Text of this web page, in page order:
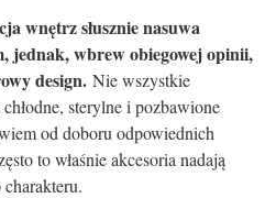
wnętrz słusznie nasuwa
jednak, wbrew obiegowej opinii,
design. Nie wszystkie
sterylne i pozbawione
od doboru odpowiednich
to właśnie akcesoria nadają